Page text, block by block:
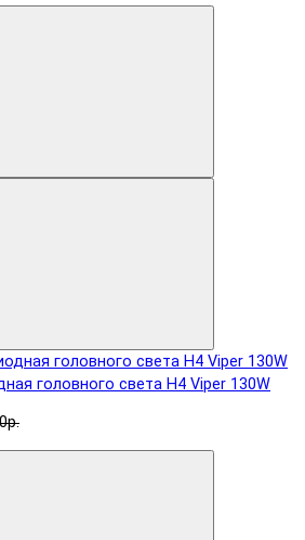
головного света H4 Viper 130W